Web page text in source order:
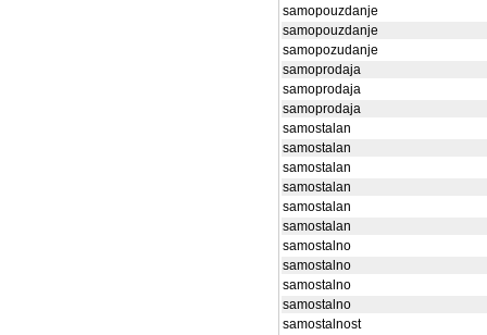
samopouzdanje
samopouzdanje
samopozudanje
samoprodaja
samoprodaja
samoprodaja
samostalan
samostalan
samostalan
samostalan
samostalan
samostalan
samostalno
samostalno
samostalno
samostalno
samostalnost